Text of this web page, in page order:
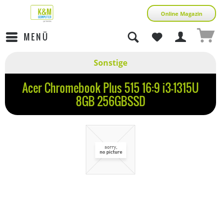
Online Magazin
MENÜ
Sonstige
Acer Chromebook Plus 515 16:9 i3-1315U
8GB 256GBSSD